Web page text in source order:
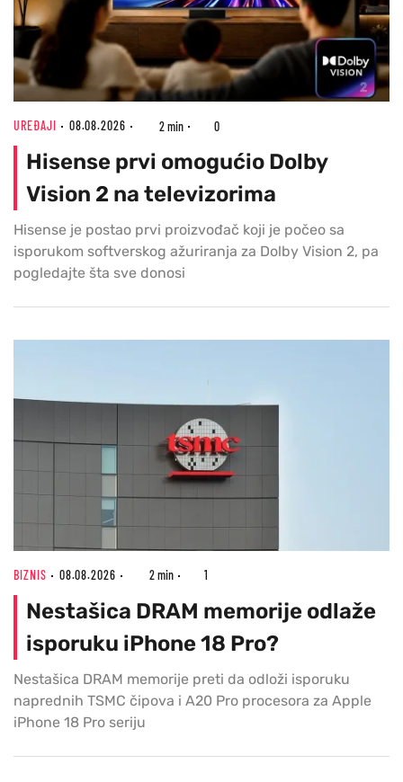
UREĐAJI 08.08.2026 2 min 0
Hisense prvi omogućio Dolby
Vision 2 na televizorima
Hisense je postao prvi proizvođač koji je počeo sa
isporukom softverskog ažuriranja za Dolby Vision 2, pa
pogledajte šta sve donosi
BIZNIS 08.08.2026 2 min 1
Nestašica DRAM memorije odlaže
isporuku iPhone 18 Pro?
Nestašica DRAM memorije preti da odloži isporuku
naprednih TSMC čipova i A20 Pro procesora za Apple
iPhone 18 Pro seriju